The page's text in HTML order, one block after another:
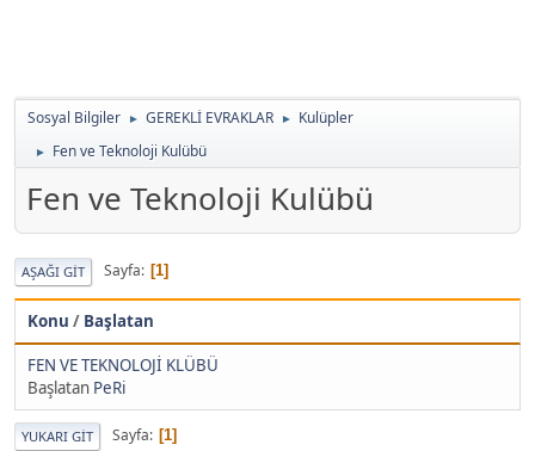
Sosyal Bilgiler ► GEREKLİ EVRAKLAR ► Kulüpler
► Fen ve Teknoloji Kulübü
Fen ve Teknoloji Kulübü
AŞAĞI GIT Sayfa 1
Konu / Başlatan
FEN VE TEKNOLOJİ KLÜBÜ
Başlatan PeRi
YUKARI GIT Sayfa 1